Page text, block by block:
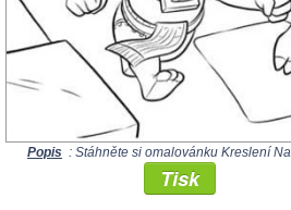
Popis : Stáhněte si omalovánku Kreslení
Tisk